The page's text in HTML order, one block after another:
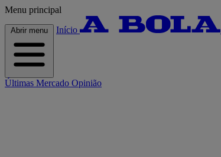
Menu principal
Abrir menu Início
Últimas Mercado Opinião